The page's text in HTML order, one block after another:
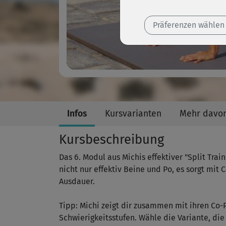
Infos Kursvarianten Mehr
Kursbeschreibung
Das 6. Modul aus Michis effektiver "Split
nicht nur effektiv Beine und Po, es sorgt mit
Ausdauer.
Tipp: Michi zeigt dir zusammen mit ihren
Schwierigkeitsstufen. Wähle die Variante,
Präferenzen wählen